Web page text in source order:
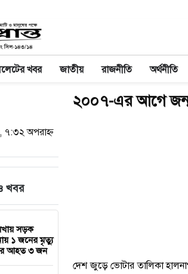
খবর জাতীয় রাজনীতি অর্থনীতি
৭:৩২ অপরাহ্ন
খবর
সড়ক
১ জনের মৃত্যু
আহত ৩ জন
২০০৭-এর আগে জন্ম
দেশ জুড়ে ভোটার তালিকা